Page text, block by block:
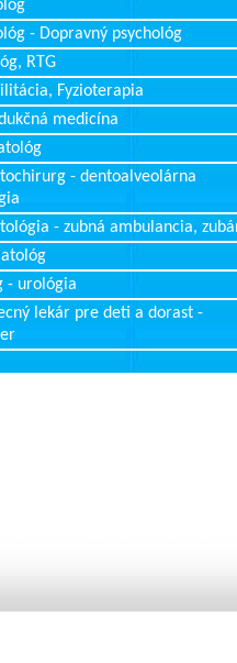
- Dopravný psychológ
RTG
Fyzioterapia
medicína
- dentoalveolárna
- zubná ambulancia,
- urológia
lekár pre deti a dorast -